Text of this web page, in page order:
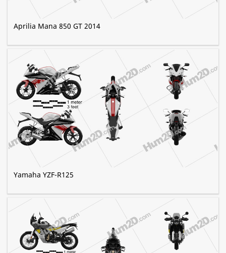
Aprilia Mana 850 GT 2014
Yamaha YZF-R125